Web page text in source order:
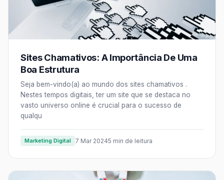
Sites Chamativos: A Importância De Uma
Boa Estrutura
Seja bem-vindo(a) ao mundo dos sites chamativos .
Nestes tempos digitais, ter um site que se destaca no
vasto universo online é crucial para o sucesso de
qualqu
Marketing Digital 7 Mar 20245 min de leitura